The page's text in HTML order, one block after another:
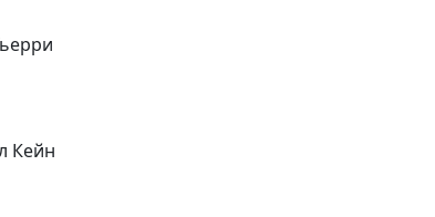
Кейн